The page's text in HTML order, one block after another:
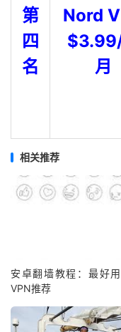
第
四
名
Nord
月
相关推荐
安卓翻墙教程：最好
VPN推荐